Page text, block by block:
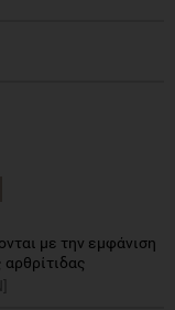
με την εμφάνιση
αρθρίτιδας